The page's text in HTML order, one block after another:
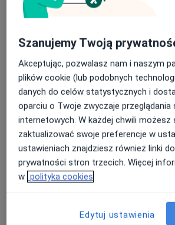
300 zł Szczegóły
Konsultacja naczyniowa+ USG
doppler (2 okolice)
400 zł Szczegóły
USG / doppler żył kończyn dolnych
300 zł Szczegóły
USG doppler tętnic szyjnych i
kręgowych
300 zł Szczegóły
W jaki sposób ustalane są ceny?
Szanujemy Twoją
Akceptując, pozwalasz nam i naszym
plików cookie (lub podobnych
danych do celów statystycznych i
oparciu o Twoje zwyczaje przeglądania
internetowych. W każdej chwili możesz
zaktualizować swoje preferencje w
ustawieniach znajdziesz również linki
prywatności stron trzecich. Więcej
w polityka cookies
Edytuj ustawienia